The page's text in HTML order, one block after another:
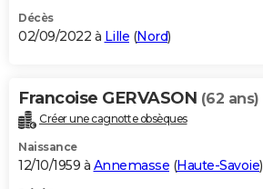
Décès
02/09/2022 à Lille (Nord)
Francoise GERVASON (62 ans)
Créer une cagnotte obsèques
Naissance
12/10/1959 à Annemasse (Haute-Savoie)